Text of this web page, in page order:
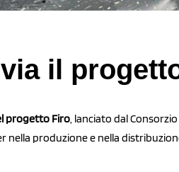
il
progetto Firo , lanciato dal
nella produzione e nella